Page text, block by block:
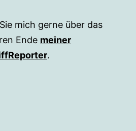
mich gerne über das
Ende meiner
.